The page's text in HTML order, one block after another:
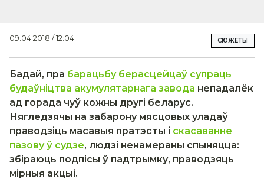
09.04.2018 / 12:04 СЮЖЕТЫ
Бадай, пра барацьбу берасцейцаў супраць
будаўніцтва акумулятарнага завода непадалёк
ад горада чуў кожны другі беларус.
Нягледзячы на забарону мясцовых уладаў
праводзіць масавыя пратэсты і скасаванне
пазовуў судзе, людзі ненамераны спыняцца:
збіраюць подпісы ў падтрымку, праводзяць
мірныя акцыі.